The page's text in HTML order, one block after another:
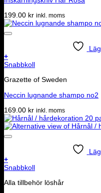
199.00 kr inkl. moms
+
Snabbkoll
Grazette of Sweden
Neccin lugnande shampo no2
169.00 kr inkl. moms
+
Snabbkoll
Alla tillbehör löshår